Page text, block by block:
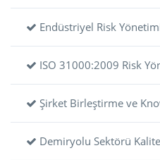
Endüstriyel Risk
ISO 31000:2009 Risk
Şirket Birleştirme ve
Demiryolu Sektörü